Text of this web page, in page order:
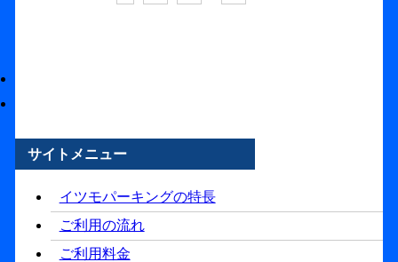
サイトメニュー
イツモパーキングの特長
ご利用の流れ
ご利用料金